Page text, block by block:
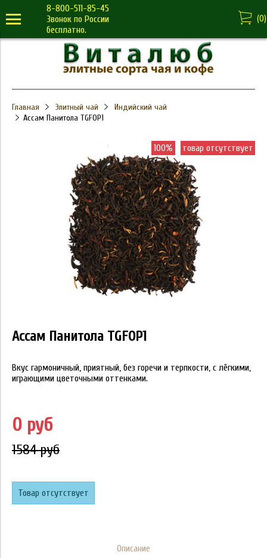
8-800-511-85-45
Звонок по России
бесплатно.
(0)
Главная Элитный чай
Индийский чай
Ассам Панитола TGFOP1
100% товар отсутствует
Ассам Панитола TGFOP1
Вкус гармоничный, приятный, без горечи и терпкости, с лёгкими,
играющими цветочными оттенками.
0 руб
1584 руб
Товар отсутствует
Описание